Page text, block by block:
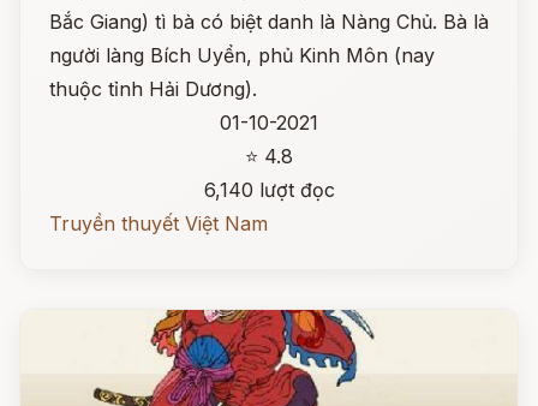
Bắc Giang) tì bà có biệt danh là Nàng Chủ. Bà là
người làng Bích Uyển, phủ Kinh Môn (nay
thuộc tỉnh Hải Dương).
01-10-2021
⭐ 4.8
6,140 lượt đọc
Truyền thuyết Việt Nam